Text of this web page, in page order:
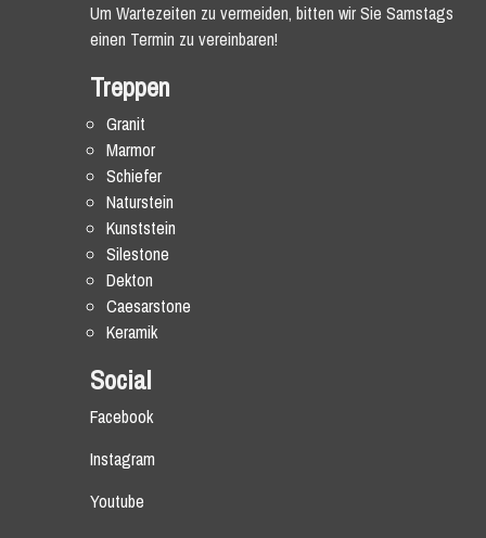
Um Wartezeiten zu vermeiden, bitten wir Sie Samstags
einen Termin zu vereinbaren!
Treppen
Granit
Marmor
Schiefer
Naturstein
Kunststein
Silestone
Dekton
Caesarstone
Keramik
Social
Facebook
Instagram
Youtube